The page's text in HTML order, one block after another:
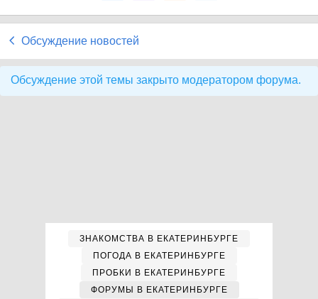
Обсуждение новостей
Обсуждение этой темы закрыто модератором форума.
ЗНАКОМСТВА В ЕКАТЕРИНБУРГЕ
ПОГОДА В ЕКАТЕРИНБУРГЕ
ПРОБКИ В ЕКАТЕРИНБУРГЕ
ФОРУМЫ В ЕКАТЕРИНБУРГЕ